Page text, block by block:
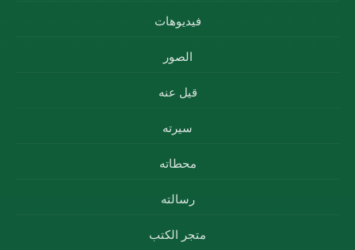
فيديوهات
الصور
قيل عنه
سيرته
محطاته
رسالته
متجر الكتب